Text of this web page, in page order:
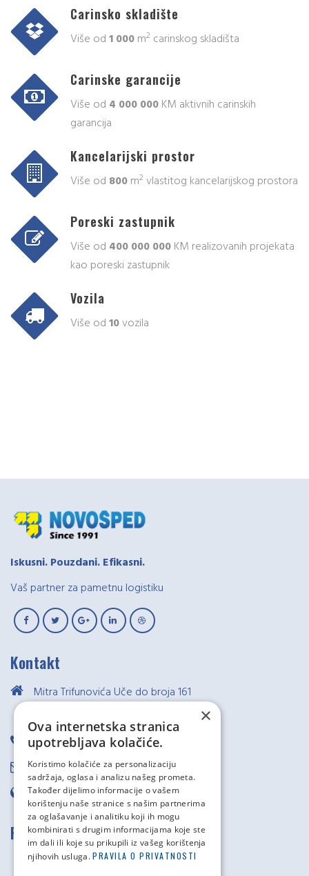
Carinsko skladište
Više od 1 000 m2 carinskog skladišta
Carinske garancije
Više od 4 000 000 KM aktivnih carinskih
garancija
Kancelarijski prostor
Više od 800 m2 vlastitog kancelarijskog prostora
Poreski zastupnik
Više od 400 000 000 KM realizovanih projekata
kao poreski zastupnik
Vozila
Više od 10vozila
Iskusni. Pouzdani. Efikasni.
Vaš partner za pametnu logistiku
Kontakt
Mitra Trifunovića Uče do broja 161
+387 35 306 500
spedicija@novosped.ba
www.novosped.ba
Poslovnice
UPRAVA
×
Ova internetska stranica
upotrebljava kolačiće.
Koristimo kolačiće za personalizaciju
sadržaja, oglasa i analizu našeg prometa.
Također dijelimo informacije o vašem
korištenju naše stranice s našim partnerima
za oglašavanje i analitiku koji ih mogu
kombinirati s drugim informacijama koje ste
im dali ili koje su prikupili iz vašeg korištenja
njihovih usluga.PRAVILA O PRIVATNOSTI